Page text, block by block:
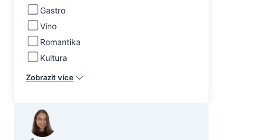
Gastro
Víno
Romantika
Kultura
Zobrazit více